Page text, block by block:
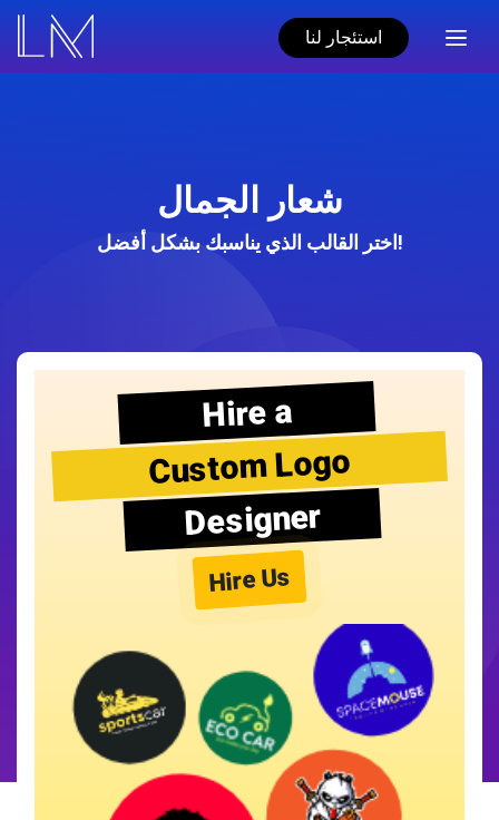
استئجار لنا
شعار الجمال
اختر القالب الذي يناسبك بشكل أفضل!
Hire a
Custom Logo
Designer
Hire Us